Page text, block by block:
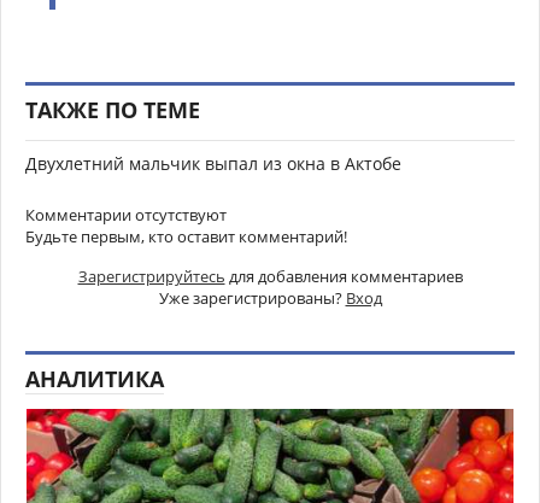
ТАКЖЕ ПО ТЕМЕ
Двухлетний мальчик выпал из окна в Актобе
Комментарии отсутствуют
Будьте первым, кто оставит комментарий!
Зарегистрируйтесь для добавления комментариев
Уже зарегистрированы? Вход
АНАЛИТИКА